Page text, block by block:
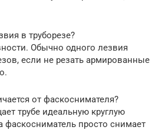
в труборезе?
Обычно одного лезвия
если не резать армированные
от фаскоснимателя?
трубе идеальную круглую
фаскосниматель просто снимает